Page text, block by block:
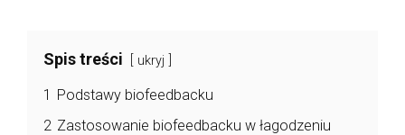
Spis treści ukryj
1 Podstawy biofeedbacku
2 Zastosowanie biofeedbacku w łagodzeniu